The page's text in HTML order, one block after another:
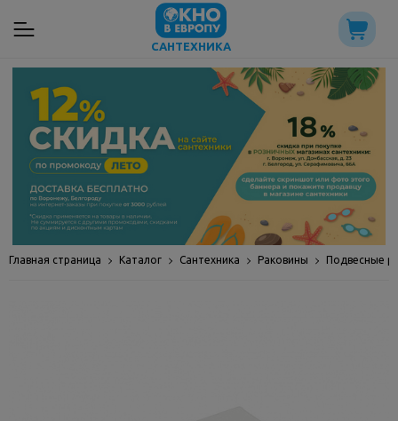
САНТЕХНИКА
Главная страница Каталог Сантехника Раковины Подвесные